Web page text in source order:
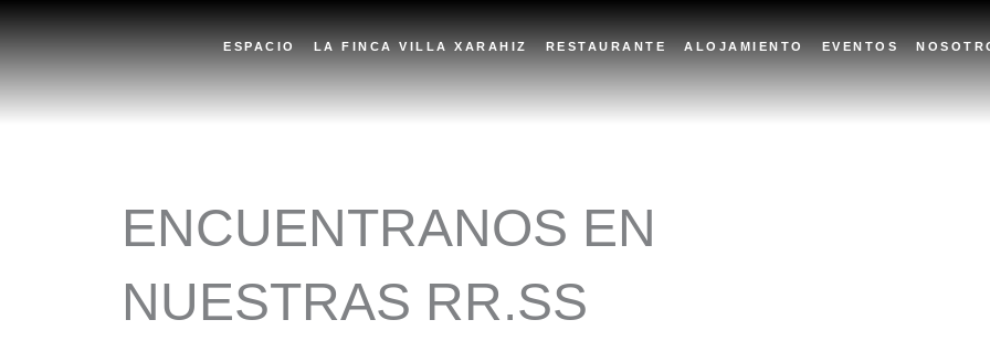
Ir
al
contenido
ESPACIO LA FINCA VILLA XARAHIZ RESTAURANTE ALOJAMIENTO EVENTOS
ENCUENTRANOS EN
NUESTRAS RR.SS